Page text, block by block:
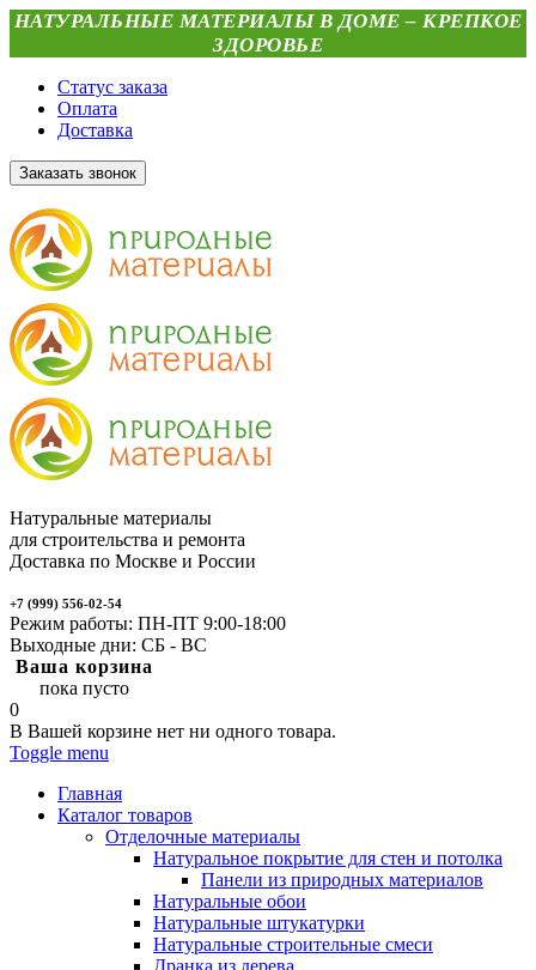
НАТУРАЛЬНЫЕ МАТЕРИАЛЫ В ДОМЕ – КРЕПКОЕ
ЗДОРОВЬЕ
Статус заказа
Оплата
Доставка
Заказать звонок
Натуральные материалы
для строительства и ремонта
Доставка по Москве и России
+7 (999) 556-02-54
Режим работы: ПН-ПТ 9:00-18:00
Выходные дни: СБ - ВС
Ваша корзина
пока пусто
0
В Вашей корзине нет ни одного товара.
Toggle menu
Главная
Каталог товаров
Отделочные материалы
Натуральное покрытие для стен и потолка
Панели из природных материалов
Натуральные обои
Натуральные штукатурки
Натуральные строительные смеси
Дранка из дерева